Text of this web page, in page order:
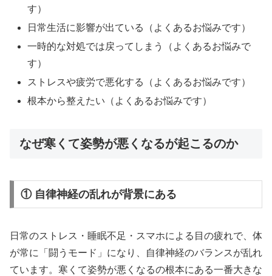
す）
日常生活に影響が出ている（よくあるお悩みです）
一時的な対処では戻ってしまう（よくあるお悩みで
す）
ストレスや疲労で悪化する（よくあるお悩みです）
根本から整えたい（よくあるお悩みです）
なぜ寒くて姿勢が悪くなるが起こるのか
① 自律神経の乱れが背景にある
日常のストレス・睡眠不足・スマホによる目の疲れで、体
が常に「闘うモード」になり、自律神経のバランスが乱れ
ています。寒くて姿勢が悪くなるの根本にある一番大きな